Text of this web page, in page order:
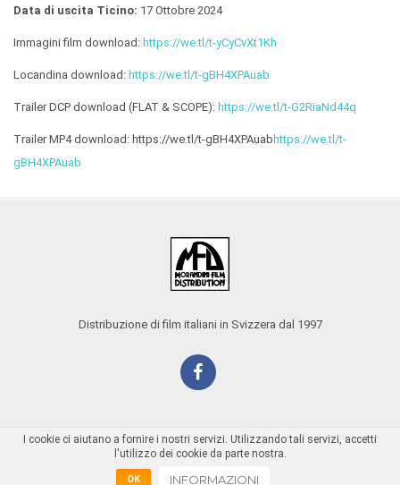
Data di uscita Ticino: 17 Ottobre 2024
Immagini film download: https://we.tl/t-yCyCvXt1Kh
Locandina download: https://we.tl/t-gBH4XPAuab
Trailer DCP download (FLAT & SCOPE): https://we.tl/t-G2RiaNd44q
Trailer MP4 download: https://we.tl/t-gBH4XPAuab https://we.tl/t-
gBH4XPAuab
Distribuzione di film italiani in Svizzera dal 1997
Copyright @ 2016
I cookie ci aiutano a fornire i nostri servizi. Utilizzando tali servizi, accetti
l'utilizzo dei cookie da parte nostra.
OK INFORMAZIONI